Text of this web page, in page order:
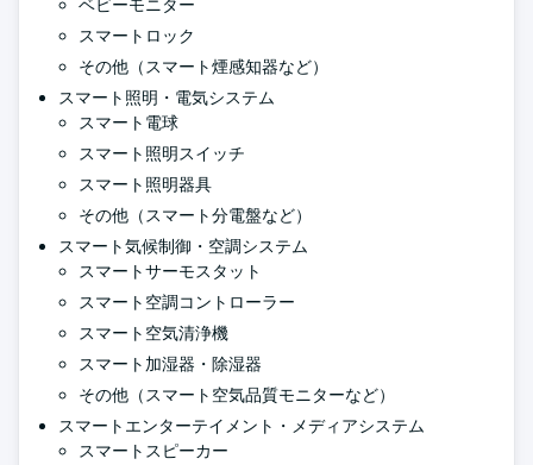
ベビーモニター
スマートロック
その他（スマート煙感知器など）
スマート照明・電気システム
スマート電球
スマート照明スイッチ
スマート照明器具
その他（スマート分電盤など）
スマート気候制御・空調システム
スマートサーモスタット
スマート空調コントローラー
スマート空気清浄機
スマート加湿器・除湿器
その他（スマート空気品質モニターなど）
スマートエンターテイメント・メディアシステム
スマートスピーカー